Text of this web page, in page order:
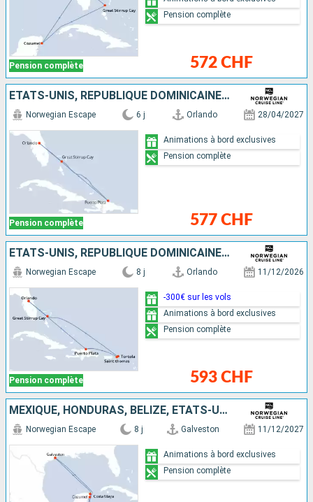
Pension complète 572 CHF
Pension complète
ÉTATS-UNIS, RÉPUBLIQUE DOMINICAINE, BAHAMAS
Pension complète
Norwegian Escape 6 j Orlando 28/04/2027
577 CHF
Animations à bord exclusives
Pension complète
ÉTATS-UNIS, RÉPUBLIQUE DOMINICAINE, SAINT-THOMAS, TORTOLA, BAHAMAS
Pension complète
Norwegian Escape 8 j Orlando 11/12/2026
593 CHF
-300€ sur les vols
Animations à bord exclusives
Pension complète
MEXIQUE, HONDURAS, BELIZE, ÉTATS-UNIS
Norwegian Escape 8 j Galveston 11/12/2027
Animations à bord exclusives
Pension complète